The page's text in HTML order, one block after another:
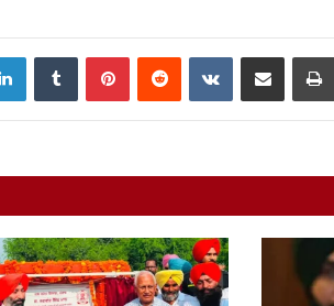
LinkedInTumblr PinterestReddit VKontakteShare via Email